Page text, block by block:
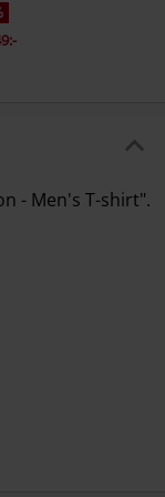
- Men's T-shirt".